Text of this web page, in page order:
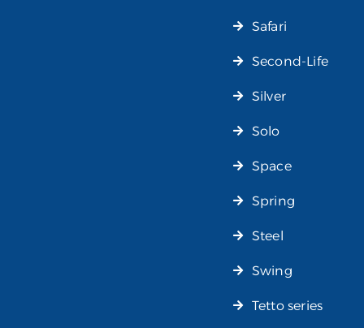
Safari
Second-Life
Silver
Solo
Space
Spring
Steel
Swing
Tetto series